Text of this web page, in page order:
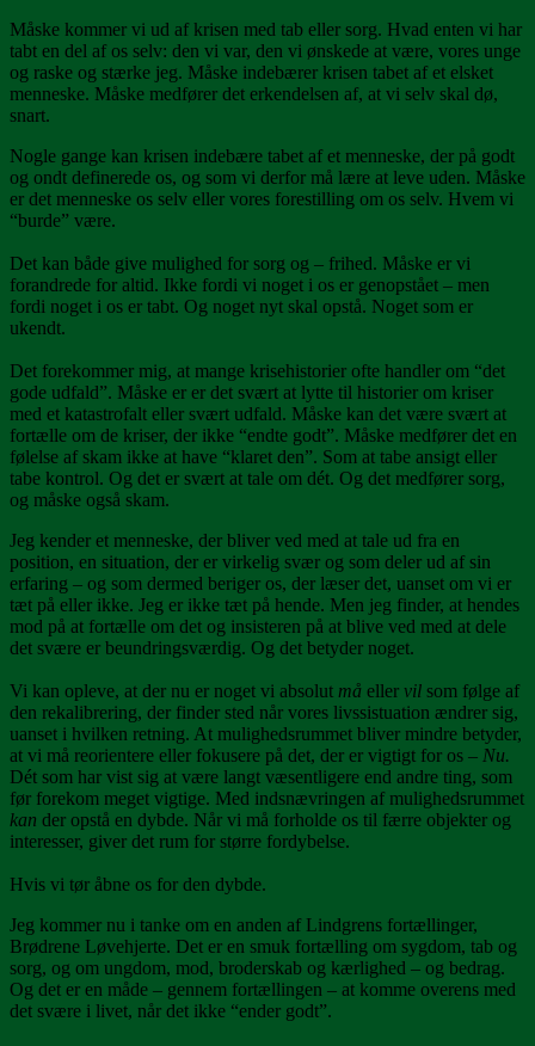
Måske kommer vi ud af krisen med tab eller sorg. Hvad enten vi har
tabt en del af os selv: den vi var, den vi ønskede at være, vores unge
og raske og stærke jeg. Måske indebærer krisen tabet af et elsket
menneske. Måske medfører det erkendelsen af, at vi selv skal dø,
snart.
Nogle gange kan krisen indebære tabet af et menneske, der på godt
og ondt definerede os, og som vi derfor må lære at leve uden. Måske
er det menneske os selv eller vores forestilling om os selv. Hvem vi
“burde” være.
Det kan både give mulighed for sorg og – frihed. Måske er vi
forandrede for altid. Ikke fordi vi noget i os er genopstået – men
fordi noget i os er tabt. Og noget nyt skal opstå. Noget som er
ukendt.
Det forekommer mig, at mange krisehistorier ofte handler om “det
gode udfald”. Måske er er det svært at lytte til historier om kriser
med et katastrofalt eller svært udfald. Måske kan det være svært at
fortælle om de kriser, der ikke “endte godt”. Måske medfører det en
følelse af skam ikke at have “klaret den”. Som at tabe ansigt eller
tabe kontrol. Og det er svært at tale om dét. Og det medfører sorg,
og måske også skam.
Jeg kender et menneske, der bliver ved med at tale ud fra en
position, en situation, der er virkelig svær og som deler ud af sin
erfaring – og som dermed beriger os, der læser det, uanset om vi er
tæt på eller ikke. Jeg er ikke tæt på hende. Men jeg finder, at hendes
mod på at fortælle om det og insisteren på at blive ved med at dele
det svære er beundringsværdig. Og det betyder noget.
Vi kan opleve, at der nu er noget vi absolut må eller vil som følge af
den rekalibrering, der finder sted når vores livssistuation ændrer sig,
uanset i hvilken retning. At mulighedsrummet bliver mindre betyder,
at vi må reorientere eller fokusere på det, der er vigtigt for os – Nu.
Dét som har vist sig at være langt væsentligere end andre ting, som
før forekom meget vigtige. Med indsnævringen af mulighedsrummet
kan der opstå en dybde. Når vi må forholde os til færre objekter og
interesser, giver det rum for større fordybelse.
Hvis vi tør åbne os for den dybde.
Jeg kommer nu i tanke om en anden af Lindgrens fortællinger,
Brødrene Løvehjerte. Det er en smuk fortælling om sygdom, tab og
sorg, og om ungdom, mod, broderskab og kærlighed – og bedrag.
Og det er en måde – gennem fortællingen – at komme overens med
det svære i livet, når det ikke “ender godt”.